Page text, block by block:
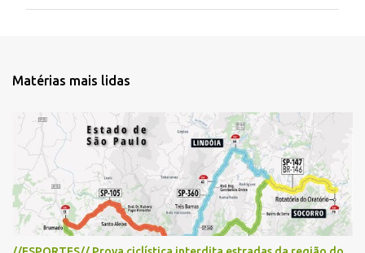
t
i
s
Matérias mais lidas